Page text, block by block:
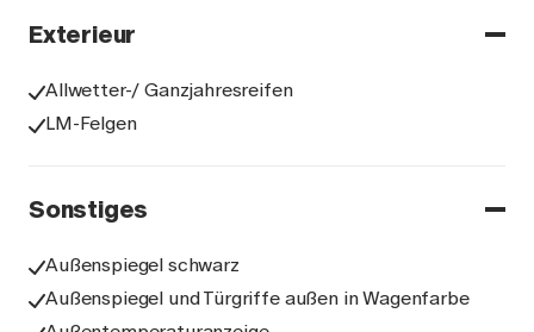
Exterieur
Allwetter-/ Ganzjahresreifen
LM-Felgen
Sonstiges
Außenspiegel schwarz
Außenspiegel und Türgriffe außen in Wagenfarbe